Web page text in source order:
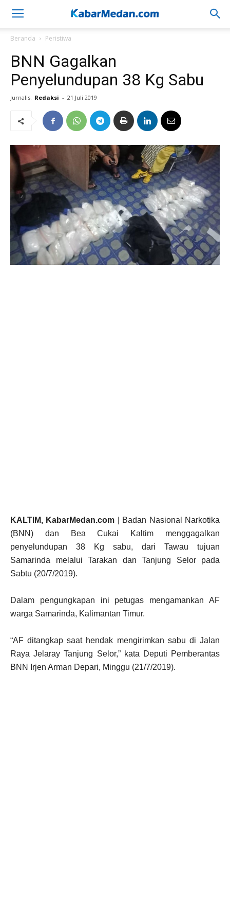
Beranda Peristiwa
BNN Gagalkan
Penyelundupan 38 Kg Sabu
Jurnalis: Redaksi - 21 Juli 2019
KALTIM, KabarMedan.com | Badan Nasional Narkotika
(BNN) dan Bea Cukai Kaltim menggagalkan
penyelundupan 38 Kg sabu, dari Tawau tujuan
Samarinda melalui Tarakan dan Tanjung Selor pada
Sabtu (20/7/2019).
Dalam pengungkapan ini petugas mengamankan AF
warga Samarinda, Kalimantan Timur.
“AF ditangkap saat hendak mengirimkan sabu di Jalan
Raya Jelaray Tanjung Selor,” kata Deputi Pemberantas
BNN Irjen Arman Depari, Minggu (21/7/2019).